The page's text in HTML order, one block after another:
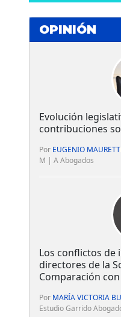
OPINIÓN
Evolución
contribuciones
Por EUGENIO
M | A Abogados
Los conflictos de
directores de la
Comparación
Por MARÍA VICTORIA
Estudio Garrido